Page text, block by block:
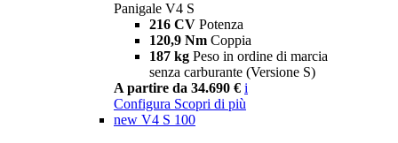
Panigale V4 S
216 CV Potenza
120,9 Nm Coppia
187 kg Peso in ordine di marcia
senza carburante (Versione S)
A partire da 34.690 € i
Configura Scopri di più
new V4 S 100